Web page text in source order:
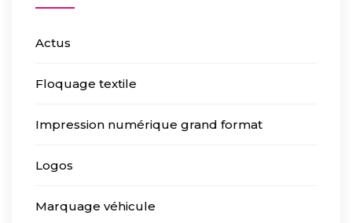
Actus
Floquage textile
Impression numérique grand format
Logos
Marquage véhicule